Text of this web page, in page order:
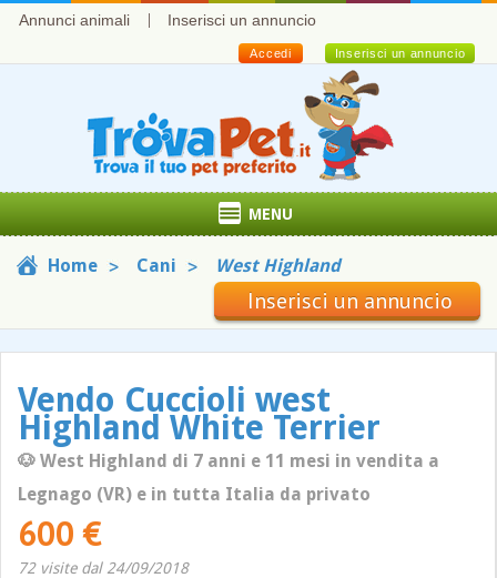
Annunci animali Inserisci un annuncio
Inserisci un annuncio
Accedi
MENU
Home Cani West Highland
Inserisci un annuncio
Vendo Cuccioli west
Highland White Terrier
🐶 West Highland di 7 anni e 11 mesi in vendita a
Legnago (VR) e in tutta Italia da privato
600 €
72 visite dal 24/09/2018